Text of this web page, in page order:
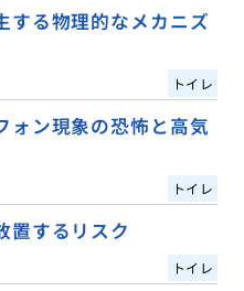
する物理的なメカニズ
トイレ
ォン現象の恐怖と高気
トイレ
置するリスク
トイレ